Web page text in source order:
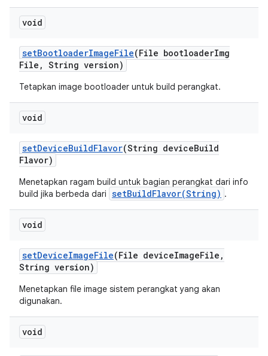
void
setBootloaderImageFile(File bootloaderImg
File , String version)
Tetapkan image bootloader untuk build perangkat.
void
setDeviceBuildFlavor(String deviceBuild
Flavor)
Menetapkan ragam build untuk bagian perangkat dari info
build jika berbeda dari setBuildFlavor(String) .
void
setDeviceImageFile(File deviceImageFile ,
String version)
Menetapkan file image sistem perangkat yang akan
digunakan.
void